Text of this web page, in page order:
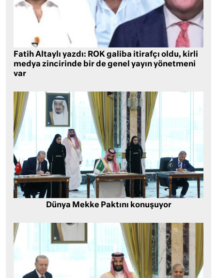
Fatih Altaylı yazdı: ROK galiba itirafçı oldu, kirli
medya zincirinde bir de genel yayın yönetmeni
var
Dünya Mekke Paktını konuşuyor